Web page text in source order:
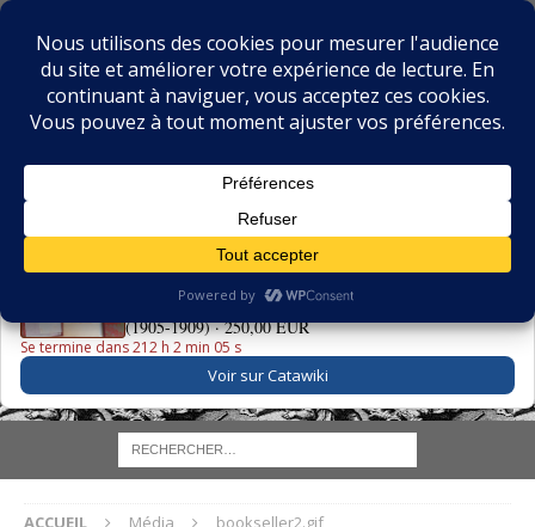
BIBLIOPHILIE.COM
LE BLOG DU BIBLIOPHILE, DES BIBLIOPHILES, DE LA
La Grande Danse Macabre des Vifs - Martin van Maële
(1905-1909) ·250,00 EUR
Se termine dans 212 h 2 min 05 s
Voir sur Catawiki
ACCUEIL Média bookseller2.gif